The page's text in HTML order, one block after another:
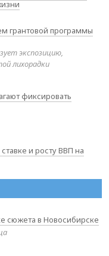
грантовой программы
экспозицию,
лихорадки
фиксировать
и росту ВВП на
сюжета в Новосибирске